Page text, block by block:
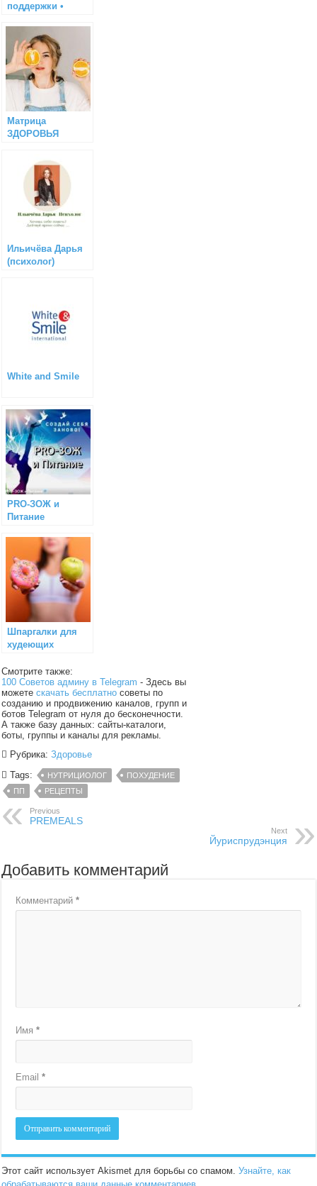
поддержки •
Сентябрева
Матрица
ЗДОРОВЬЯ
Ильичёва Дарья
(психолог)
White and Smile
PRO-ЗОЖ и
Питание
Шпаргалки для
худеющих
Смотрите также:
100 Советов админу в Telegram - Здесь вы
можетескачать бесплатно советы по
созданию и продвижению каналов, групп и
ботов Telegram от нуля до бесконечности.
А также базу данных: сайты-каталоги,
боты, группы и каналы для рекламы.
Рубрика:Здоровье
Tags:
НУТРИЦИОЛОГ
ПОХУДЕНИЕ
ПП
РЕЦЕПТЫ
Previous
PREMEALS
Next
Йуриспрудэнция
Добавить комментарий
Комментарий*
Имя*
Email*
Этот сайт использует Akismet для борьбы со спамом.Узнайте, как